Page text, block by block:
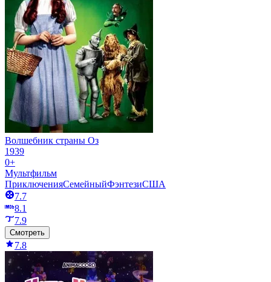
Волшебник страны Оз
1939
0+
Мультфильм
ПриключенияСемейныйФэнтезиСША
7.7
8.1
7.9
Смотреть
7.8